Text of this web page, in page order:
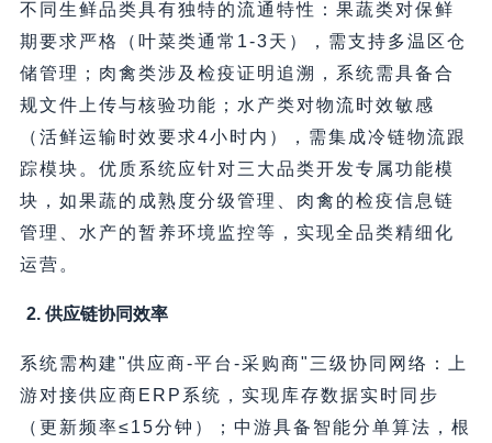
不同生鲜品类具有独特的流通特性：果蔬类对保鲜
期要求严格（叶菜类通常1-3天），需支持多温区仓
储管理；肉禽类涉及检疫证明追溯，系统需具备合
规文件上传与核验功能；水产类对物流时效敏感
（活鲜运输时效要求4小时内），需集成冷链物流跟
踪模块。优质系统应针对三大品类开发专属功能模
块，如果蔬的成熟度分级管理、肉禽的检疫信息链
管理、水产的暂养环境监控等，实现全品类精细化
运营。
2. 供应链协同效率
系统需构建"供应商-平台-采购商"三级协同网络：上
游对接供应商ERP系统，实现库存数据实时同步
（更新频率≤15分钟）；中游具备智能分单算法，根